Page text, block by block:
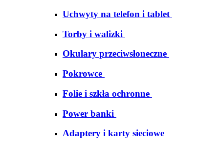
Uchwyty na telefon i tablet
Torby i walizki
Okulary przeciwsłoneczne
Pokrowce
Folie i szkła ochronne
Power banki
Adaptery i karty sieciowe